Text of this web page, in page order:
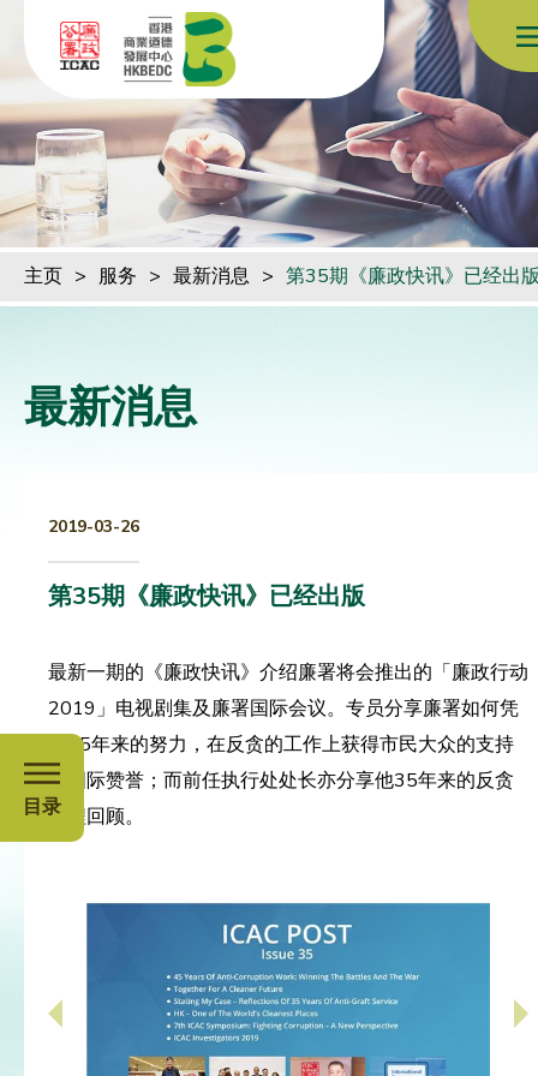
跳到内容（按回车键）
主页 > 服务 > 最新消息 > 第35期《廉政快讯》已经出
目录
最新消息
2019-03-26
第35期《廉政快讯》已经出版
最新一期的《廉政快讯》介绍廉署将会推出的「廉政行动
2019」电视剧集及廉署国际会议。专员分享廉署如何凭
藉45年来的努力，在反贪的工作上获得市民大众的支持
及国际赞誉；而前任执行处处长亦分享他35年来的反贪
歷程回顾。